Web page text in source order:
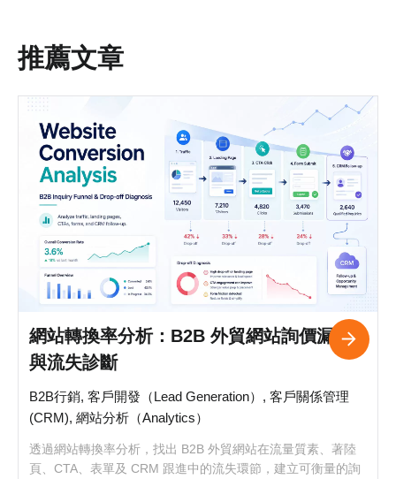
推薦文章
網站轉換率分析：B2B 外貿網站詢價漏斗
與流失診斷
B2B行銷, 客戶開發（Lead Generation）, 客戶關係管理
(CRM), 網站分析（Analytics）
透過網站轉換率分析，找出 B2B 外貿網站在流量質素、著陸
頁、CTA、表單及 CRM 跟進中的流失環節，建立可衡量的詢